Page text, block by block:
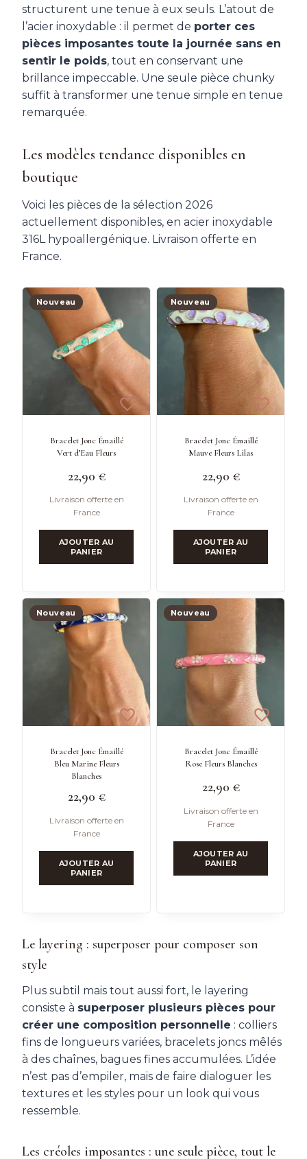
structurent une tenue à eux seuls. L’atout de
l’acier inoxydable : il permet de porter ces
pièces imposantes toute la journée sans en
sentir le poids, tout en conservant une
brillance impeccable. Une seule pièce chunky
suffit à transformer une tenue simple en tenue
remarquée.
Les modèles tendance disponibles en
boutique
Voici les pièces de la sélection 2026
actuellement disponibles, en acier inoxydable
316L hypoallergénique. Livraison offerte en
France.
Nouveau
Bracelet Jonc Émaillé
Vert d’Eau Fleurs
22,90 €
Livraison offerte en
France
AJOUTER AU
PANIER
Nouveau
Bracelet Jonc Émaillé
Mauve Fleurs Lilas
22,90 €
Livraison offerte en
France
AJOUTER AU
PANIER
Nouveau
Bracelet Jonc Émaillé
Bleu Marine Fleurs
Blanches
22,90 €
Livraison offerte en
France
AJOUTER AU
PANIER
Nouveau
Bracelet Jonc Émaillé
Rose Fleurs Blanches
22,90 €
Livraison offerte en
France
AJOUTER AU
PANIER
Le layering : superposer pour composer son
style
Plus subtil mais tout aussi fort, le layering
consiste à superposer plusieurs pièces pour
créer une composition personnelle : colliers
fins de longueurs variées, bracelets joncs mêlés
à des chaînes, bagues fines accumulées. L’idée
n’est pas d’empiler, mais de faire dialoguer les
textures et les styles pour un look qui vous
ressemble.
Les créoles imposantes : une seule pièce, tout le